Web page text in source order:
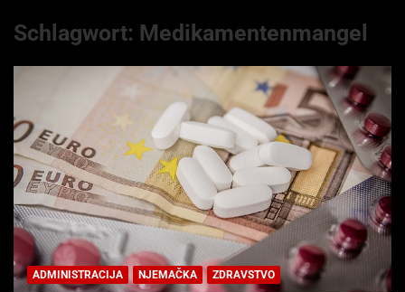
Schlagwort: Medikamentenmangel
ADMINISTRACIJA NJEMAČKA ZDRAVSTVO